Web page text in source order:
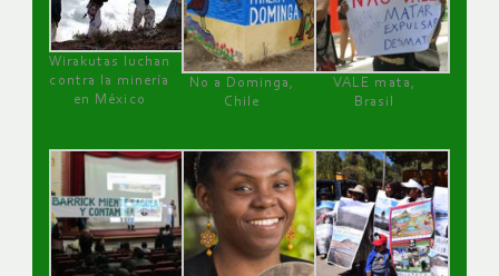
Wirakutas luchan
contra la minería
en México
No a Dominga,
Chile
VALE mata,
Brasil